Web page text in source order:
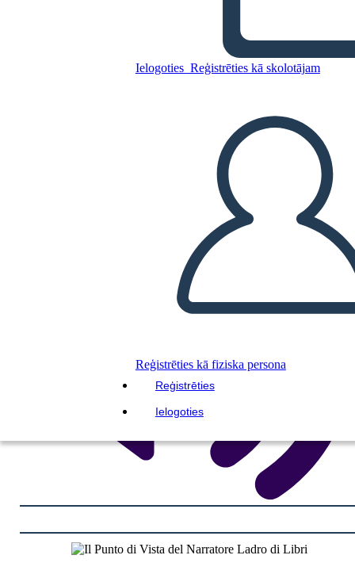
Ielogoties Reģistrēties kā skolotājam
Reģistrēties kā fiziska persona
Reģistrēties
Ielogoties
Narratore Ladro di Libri
IZVEIDOT STĀSTU SHĒMU
ATSKAŅOT SLAIDRĀDI
IZLASI MAN